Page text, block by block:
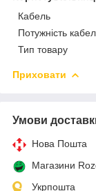
Кабель
Потужність
Тип товару
Приховати
Умови
Нова Пошта
Магазини
Укрпошта